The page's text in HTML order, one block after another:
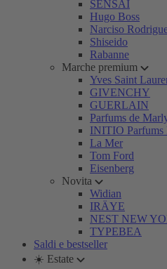
SENSAI
Hugo Boss
Narciso
Shiseido
Rabanne
Marche premium
Yves Saint
GIVENCHY
GUERLAIN
Parfums de
INITIO Parfums
La Mer
Tom Ford
Eisenberg
Novita
Widian
IRÄYE
NEST NEW
TYPEBEA
Saldi e bestseller
☀️ Estate